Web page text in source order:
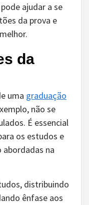
ajudar a se
da prova e
da
uma graduação
não se
É essencial
os estudos e
abordadas na
distribuindo
ênfase aos